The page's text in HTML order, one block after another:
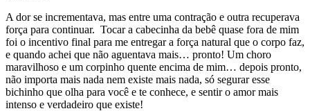
A dor se incrementava, mas entre uma contração e outra recuperava
força para continuar. Tocar a cabecinha da bebê quase fora de mim
foi o incentivo final para me entregar a força natural que o corpo faz,
e quando achei que não aguentava mais… pronto! Um choro
maravilhoso e um corpinho quente encima de mim… depois pronto,
não importa mais nada nem existe mais nada, só segurar esse
bichinho que olha para você e te conhece, e sentir o amor mais
intenso e verdadeiro que existe!